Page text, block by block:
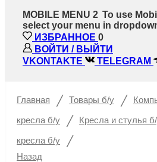
MOBILE MENU 2 To use
select your menu in
ИЗБРАННОЕ 0
ВОЙТИ / ВЫЙТИ
VKONTAKTE
TELEGRAM
Главная / Товары б/у /
кресла б/у
/ Кресла и стулья
кресла б/у
/
Назад